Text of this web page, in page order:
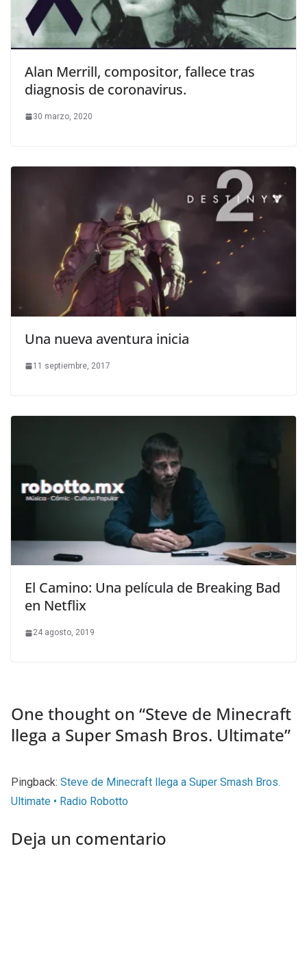
Alan Merrill, compositor, fallece tras
diagnosis de coronavirus.
30 marzo, 2020
Una nueva aventura inicia
11 septiembre, 2017
El Camino: Una película de Breaking Bad
en Netflix
24 agosto, 2019
One thought on “Steve de Minecraft
llega a Super Smash Bros. Ultimate”
Pingback: Steve de Minecraft llega a Super Smash Bros.
Ultimate • Radio Robotto
Deja un comentario